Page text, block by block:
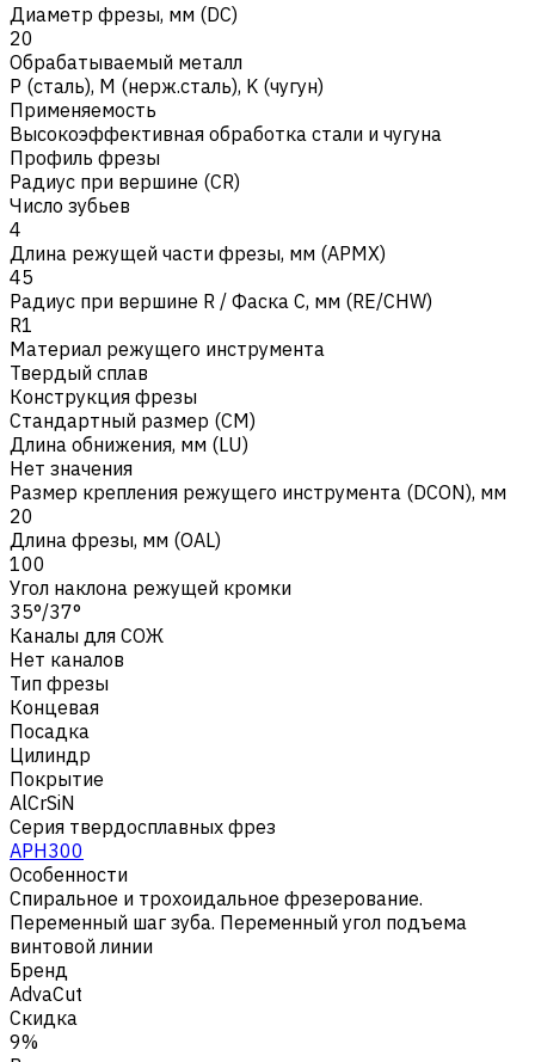
Диаметр фрезы, мм (DC)
20
Обрабатываемый металл
Р (сталь), M (нерж.сталь), K (чугун)
Применяемость
Высокоэффективная обработка стали и чугуна
Профиль фрезы
Радиус при вершине (CR)
Число зубьев
4
Длина режущей части фрезы, мм (APMX)
45
Радиус при вершине R / Фаска C, мм (RE/CHW)
R1
Материал режущего инструмента
Твердый сплав
Конструкция фрезы
Стандартный размер (CM)
Длина обнижения, мм (LU)
Нет значения
Размер крепления режущего инструмента (DCON), мм
20
Длина фрезы, мм (OAL)
100
Угол наклона режущей кромки
35°/37°
Каналы для СОЖ
Нет каналов
Тип фрезы
Концевая
Посадка
Цилиндр
Покрытие
AlCrSiN
Серия твердосплавных фрез
APH300
Особенности
Спиральное и трохоидальное фрезерование.
Переменный шаг зуба. Переменный угол подъема
винтовой линии
Бренд
AdvaCut
Скидка
9%